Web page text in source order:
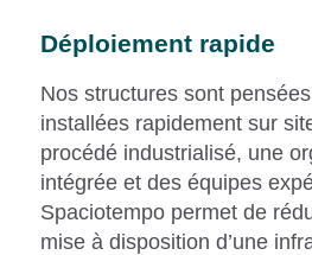
Déploiement rapide
Nos structures sont
installées rapidement sur
procédé industrialisé, une
intégrée et des équipes
Spaciotempo permet de
mise à disposition d’une